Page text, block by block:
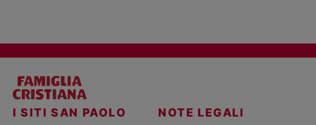
I SITI SAN PAOLO NOTE LEGALI